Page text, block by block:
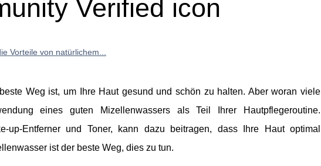
Verified icon
Vorteile von natürlichem...
Weg ist, um Ihre Haut gesund und schön zu halten. Aber woran viele
eines guten Mizellenwassers als Teil Ihrer Hautpflegeroutine.
up-Entferner und Toner, kann dazu beitragen, dass Ihre Haut optimal
ist der beste Weg, dies zu tun.